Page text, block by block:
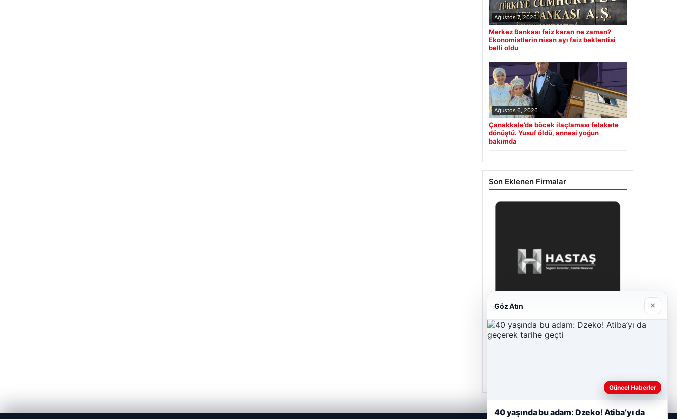
Ağustos 7, 2026
Merkez Bankası faiz kararı ne zaman?
Ekonomistlerin nisan ayı faiz beklentisi
belli oldu
Ağustos 6, 2026
Çanakkale’de böcek ilaçlaması felakete
dönüştü. Yusuf öldü, annesi yoğun
bakımda
Son Eklenen Firmalar
Hastaş Beton
Göz Atın ×
Güncel Haberler
40 yaşında bu adam: Dzeko! Atiba’yı da